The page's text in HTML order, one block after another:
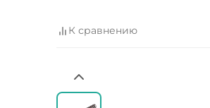
К сравнению